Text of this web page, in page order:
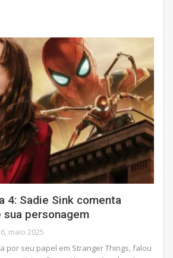
4: Sadie Sink comenta
personagem
maio 2025
por seu papel em Stranger Things, falou